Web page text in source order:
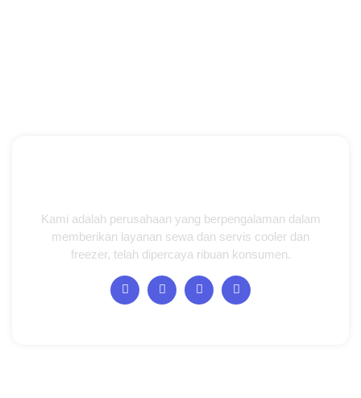
Kami adalah perusahaan yang berpengalaman dalam
memberikan layanan sewa dan servis cooler dan
freezer, telah dipercaya ribuan konsumen.